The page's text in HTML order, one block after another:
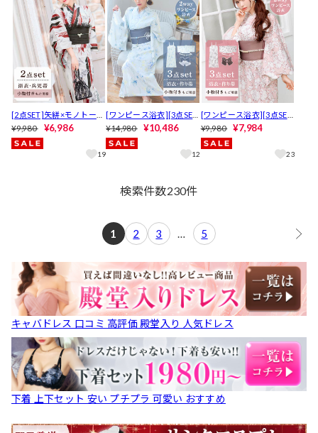
[2点SET]矢絣×モノトーン
ユリ柄浴衣【2026年新作/
YUKATA by dazzy】
¥9,980 ¥6,986
19
[ワンピース浴衣][3点SE
T][2way] 薄青色百合×小
花柄浴衣【2026年新作/Y
UKATA by dazzy】
¥14,980 ¥10,486
12
[ワンピース浴衣][3点SE
T][2way] 甘桃色線画花柄
浴衣【2026年新作/YUKAT
A by dazzy】
¥9,980 ¥7,984
23
検索件数230件
1 2 3 … 5
キャバドレス 口コミ 高評価 殿堂入り 人気ドレス
下着 上下セット 安い プチプラ 可愛い おすすめ